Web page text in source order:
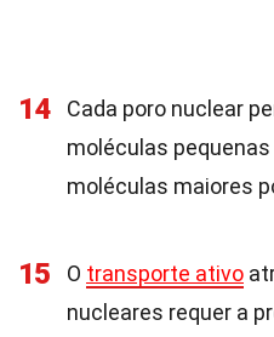
14
Cada poro nuclear
moléculas pequenas
moléculas maiores
15 O transporte ativo
nucleares requer a